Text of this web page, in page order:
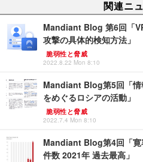
関連ニ
Mandiant Blog 第6回「
攻撃の具体的検知方法」
脆弱性と脅威
2022.8.22 Mon 8:10
Mandiant Blog第5回「情
をめぐるロシアの活動」
脆弱性と脅威
2022.7.4 Mon 8:10
Mandiant Blog第4回「寛
件数 2021年 過去最高」